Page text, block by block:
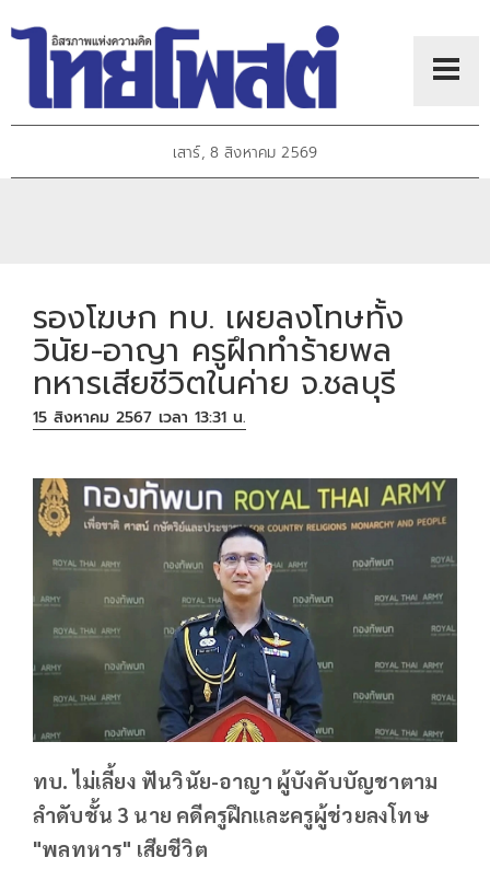
เสาร์, 8 สิงหาคม 2569
รองโฆษก ทบ. เผยลงโทษทั้ง
วินัย-อาญา ครูฝึกทำร้ายพล
ทหารเสียชีวิตในค่าย จ.ชลบุรี
15 สิงหาคม 2567 เวลา 13:31 น.
ทบ. ไม่เลี้ยง ฟันวินัย-อาญา ผู้บังคับบัญชาตาม
ลำดับชั้น 3 นาย คดีครูฝึกและครูผู้ช่วยลงโทษ
"พลทหาร" เสียชีวิต